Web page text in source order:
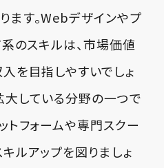
す。Webデザインやプ
のスキルは、市場価値
を目指しやすいでしょ
大している分野の一つで
トフォームや専門スクー
ルアップを図りましょ